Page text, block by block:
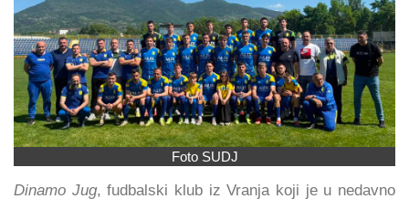
Foto SUDJ
Dinamo Jug, fudbalski klub iz Vranja koji je u nedavno